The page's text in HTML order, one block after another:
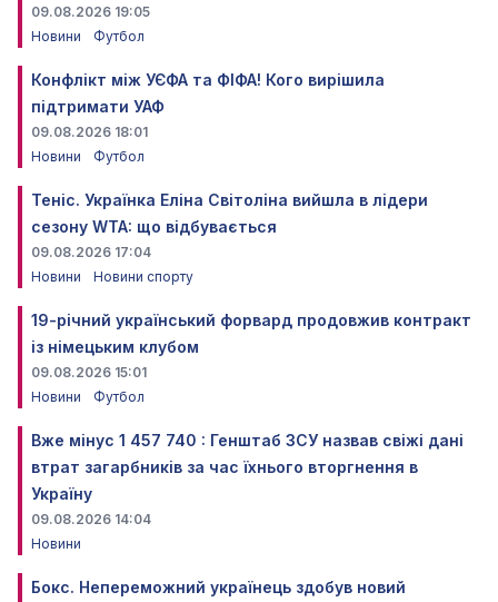
09.08.2026 19:05
Новини
Футбол
Конфлікт між УЄФА та ФІФА! Кого вирішила
підтримати УАФ
09.08.2026 18:01
Новини
Футбол
Теніс. Українка Еліна Світоліна вийшла в лідери
сезону WTA: що відбувається
09.08.2026 17:04
Новини
Новини спорту
19-річний український форвард продовжив контракт
із німецьким клубом
09.08.2026 15:01
Новини
Футбол
Вже мінус 1 457 740 : Генштаб ЗСУ назвав свіжі дані
втрат загарбників за час їхнього вторгнення в
Україну
09.08.2026 14:04
Новини
Бокс. Непереможний українець здобув новий